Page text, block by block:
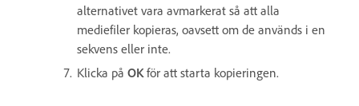
alternativet vara avmarkerat så att alla
mediefiler kopieras, oavsett om de används i en
sekvens eller inte.
Klicka på OK för att starta kopieringen.